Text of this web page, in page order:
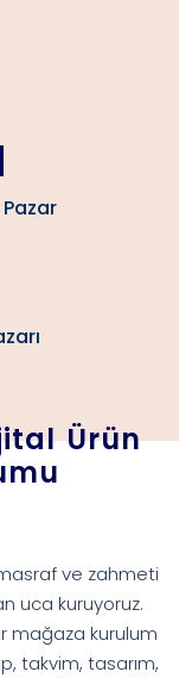
Ürün
ve zahmeti
uca kuruyoruz.
mağaza kurulum
takvim, tasarım,